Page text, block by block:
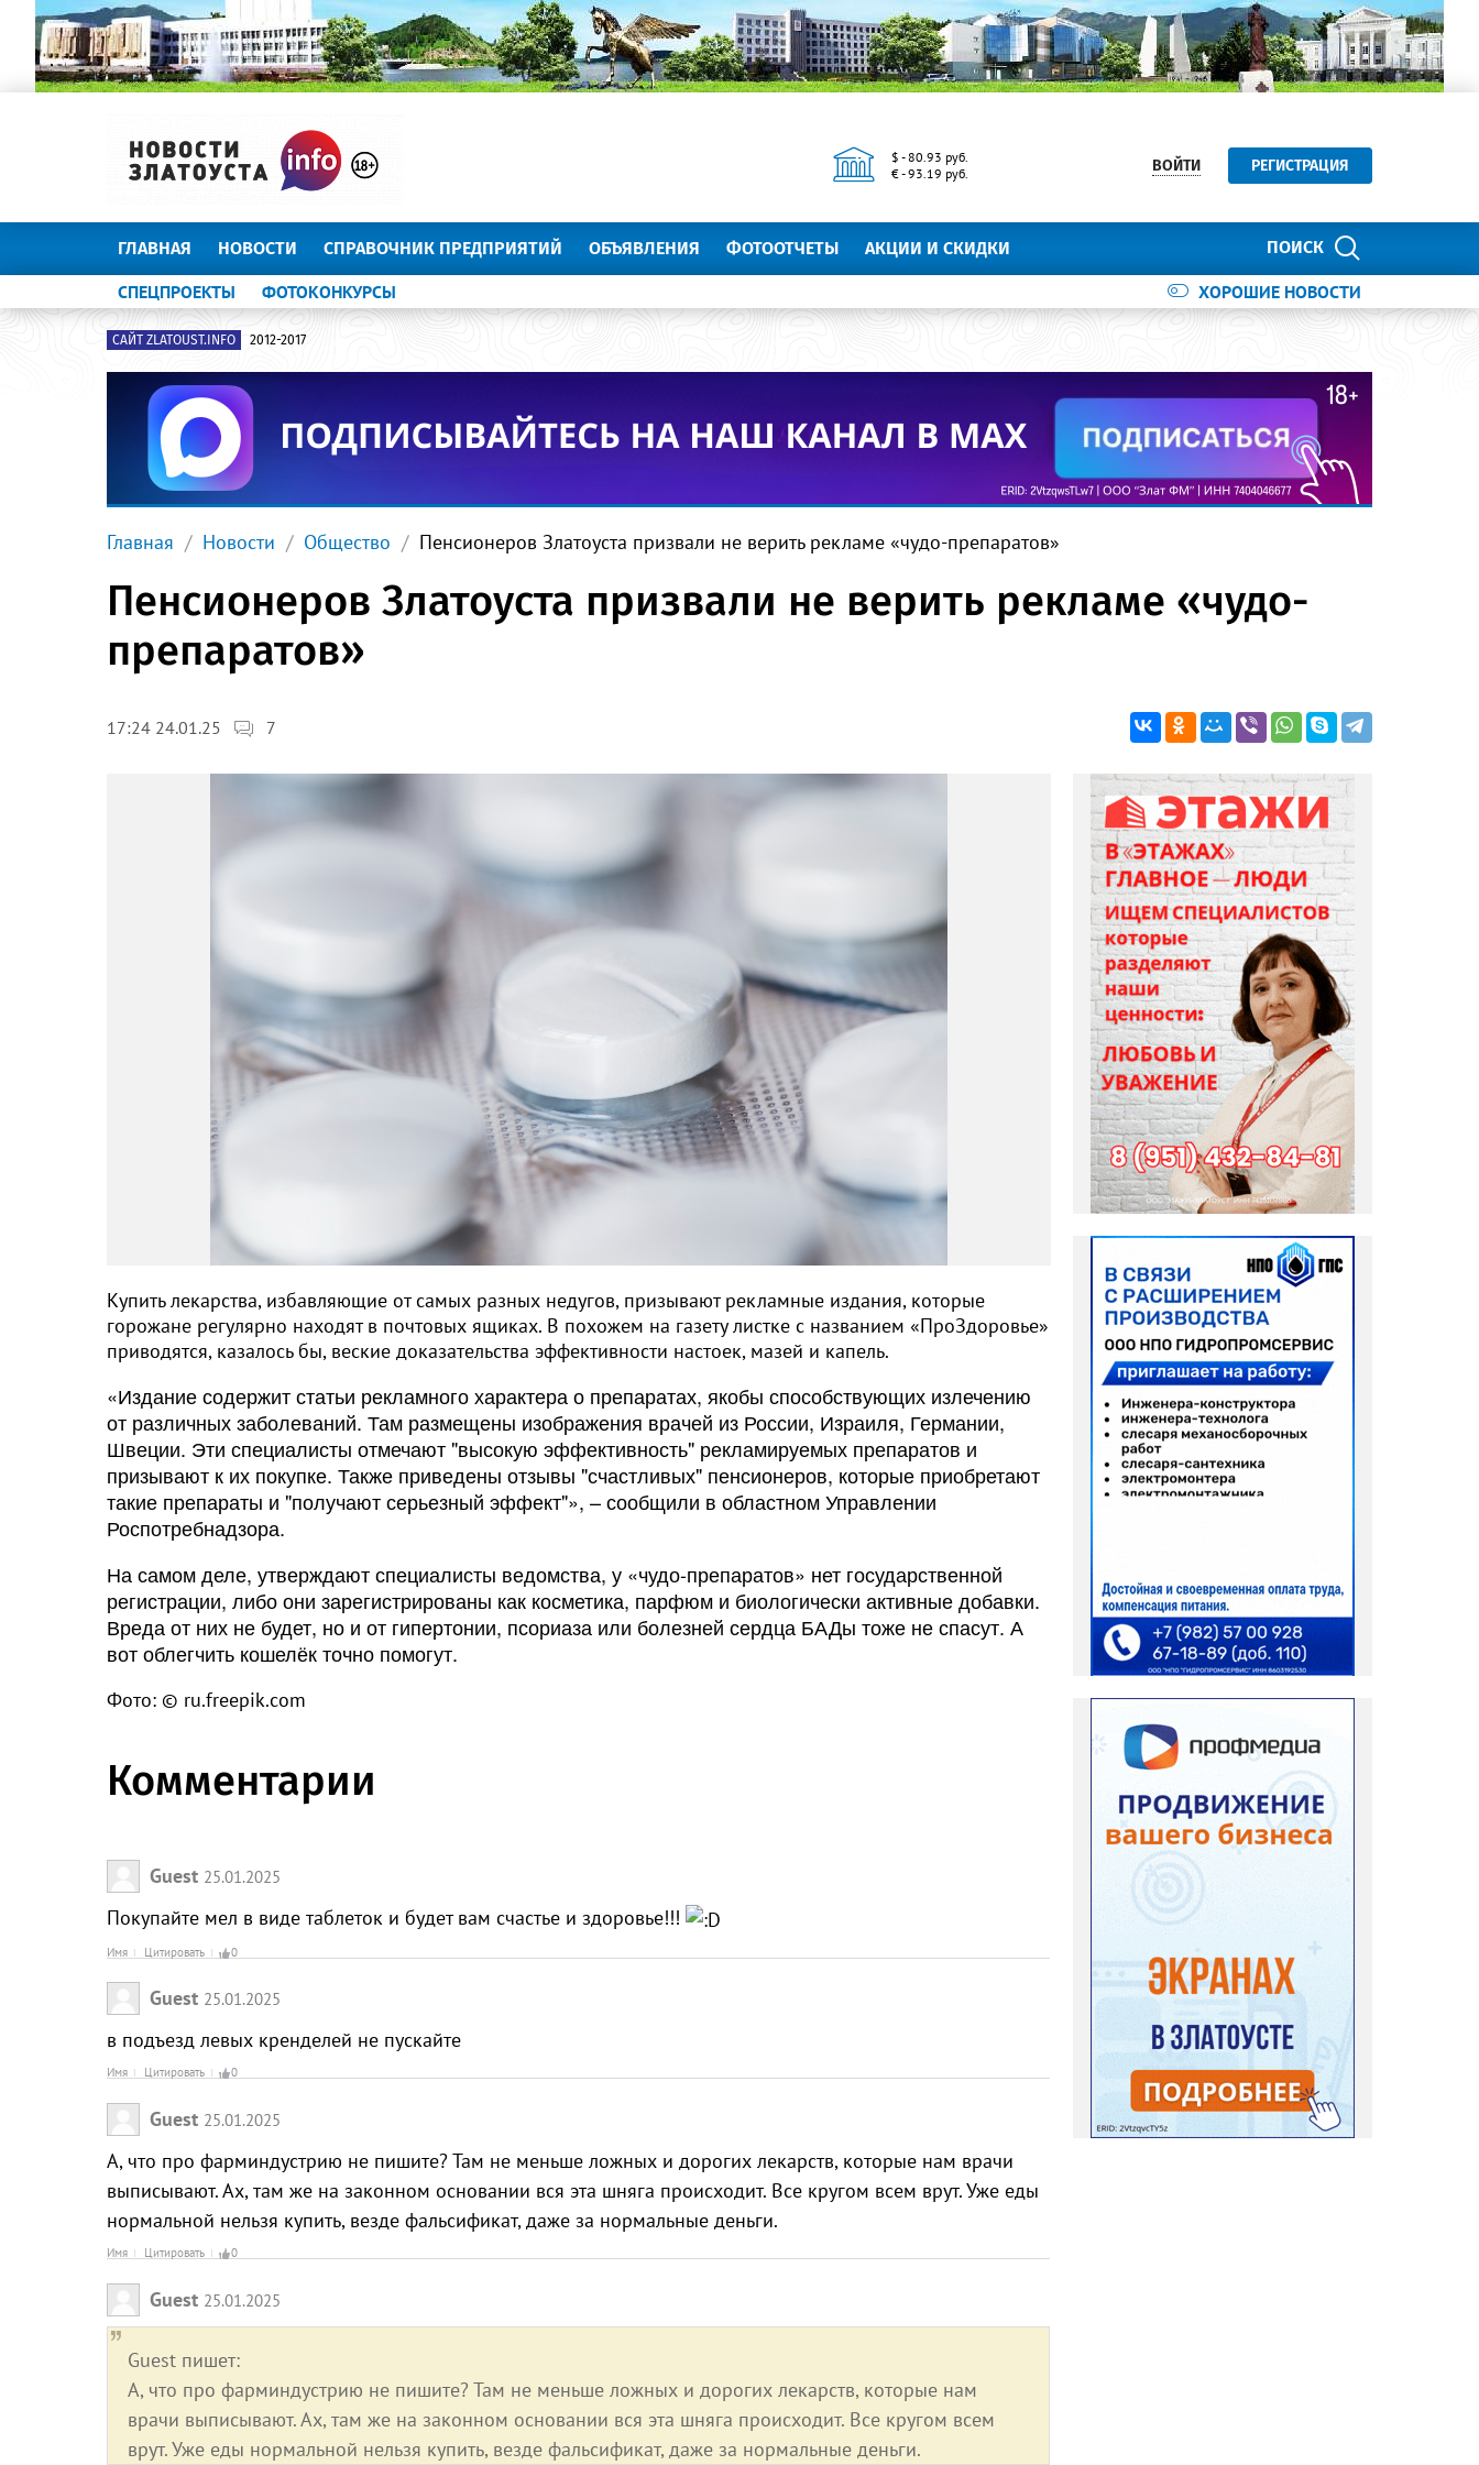
$ - 80.93 руб.
€ - 93.19 руб.
ВОЙТИ РЕГИСТРАЦИЯ
ПОИСК
ГЛАВНАЯ НОВОСТИ СПРАВОЧНИК ПРЕДПРИЯТИЙ ОБЪЯВЛЕНИЯ ФОТООТЧЕТЫ АКЦИИ И СКИДКИ
ХОРОШИЕ НОВОСТИ
СПЕЦПРОЕКТЫ ФОТОКОНКУРСЫ
САЙТ ZLATOUST.INFO 2012-2017
Главная Новости Общество Пенсионеров Златоуста призвали не верить рекламе «чудо-препаратов»
Пенсионеров Златоуста призвали не верить рекламе «чудо-
препаратов»
17:24 24.01.25 7
Купить лекарства, избавляющие от самых разных недугов, призывают рекламные издания, которые
горожане регулярно находят в почтовых ящиках. В похожем на газету листке с названием «ПроЗдоровье»
приводятся, казалось бы, веские доказательства эффективности настоек, мазей и капель.
«Издание содержит статьи рекламного характера о препаратах, якобы способствующих излечению
от различных заболеваний. Там размещены изображения врачей из России, Израиля, Германии,
Швеции. Эти специалисты отмечают "высокую эффективность" рекламируемых препаратов и
призывают к их покупке. Также приведены отзывы "счастливых" пенсионеров, которые приобретают
такие препараты и "получают серьезный эффект"», – сообщили в областном Управлении
Роспотребнадзора.
На самом деле, утверждают специалисты ведомства, у «чудо-препаратов» нет государственной
регистрации, либо они зарегистрированы как косметика, парфюм и биологически активные добавки.
Вреда от них не будет, но и от гипертонии, псориаза или болезней сердца БАДы тоже не спасут. А
вот облегчить кошелёк точно помогут.
Фото: © ru.freepik.com
Комментарии
Guest 25.01.2025
Покупайте мел в виде таблеток и будет вам счастье и здоровье!!!
Имя Цитировать 0
Guest 25.01.2025
в подъезд левых кренделей не пускайте
Имя Цитировать 0
Guest 25.01.2025
А, что про фарминдустрию не пишите? Там не меньше ложных и дорогих лекарств, которые нам врачи
выписывают. Ах, там же на законном основании вся эта шняга происходит. Все кругом всем врут. Уже еды
нормальной нельзя купить, везде фальсификат, даже за нормальные деньги.
Имя Цитировать 0
Guest 25.01.2025
Guest пишет:
А, что про фарминдустрию не пишите? Там не меньше ложных и дорогих лекарств, которые нам
врачи выписывают. Ах, там же на законном основании вся эта шняга происходит. Все кругом всем
врут. Уже еды нормальной нельзя купить, везде фальсификат, даже за нормальные деньги.